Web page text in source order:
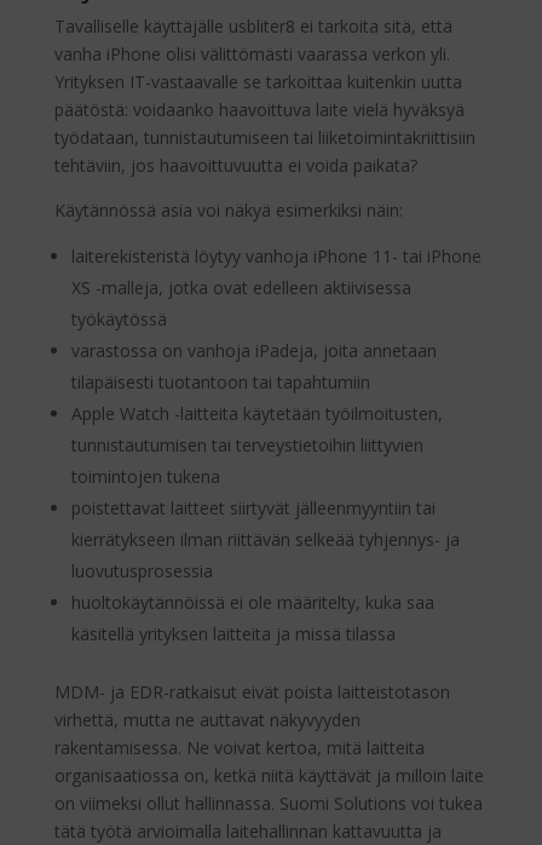
Tavalliselle käyttäjälle usbliter8 ei tarkoita sitä, että
vanha iPhone olisi välittömästi vaarassa verkon yli.
Yrityksen IT-vastaavalle se tarkoittaa kuitenkin uutta
päätöstä: voidaanko haavoittuva laite vielä hyväksyä
työdataan, tunnistautumiseen tai liiketoimintakriittisiin
tehtäviin, jos haavoittuvuutta ei voida paikata?
Käytännössä asia voi näkyä esimerkiksi näin:
laiterekisteristä löytyy vanhoja iPhone 11- tai iPhone
XS -malleja, jotka ovat edelleen aktiivisessa
työkäytössä
varastossa on vanhoja iPadeja, joita annetaan
tilapäisesti tuotantoon tai tapahtumiin
Apple Watch -laitteita käytetään työilmoitusten,
tunnistautumisen tai terveystietoihin liittyvien
toimintojen tukena
poistettavat laitteet siirtyvät jälleenmyyntiin tai
kierrätykseen ilman riittävän selkeää tyhjennys- ja
luovutusprosessia
huoltokäytännöissä ei ole määritelty, kuka saa
käsitellä yrityksen laitteita ja missä tilassa
MDM- ja EDR-ratkaisut eivät poista laitteistotason
virhettä, mutta ne auttavat näkyvyyden
rakentamisessa. Ne voivat kertoa, mitä laitteita
organisaatiossa on, ketkä niitä käyttävät ja milloin laite
on viimeksi ollut hallinnassa. Suomi Solutions voi tukea
tätä työtä arvioimalla laitehallinnan kattavuutta ja